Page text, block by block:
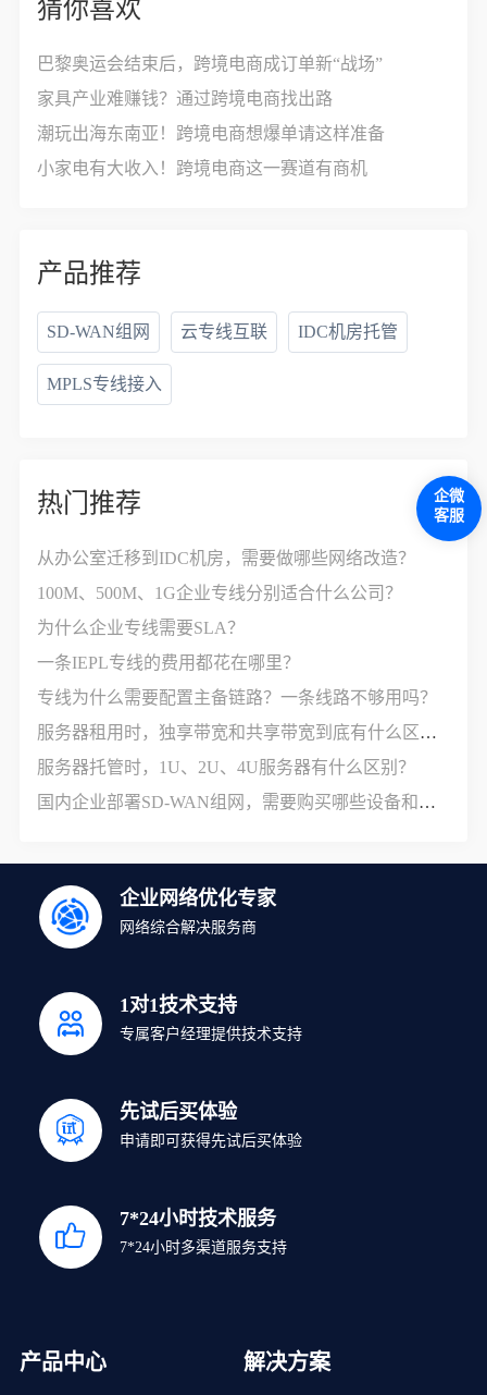
猜你喜欢
巴黎奥运会结束后，跨境电商成订单新“战场”
家具产业难赚钱？通过跨境电商找出路
潮玩出海东南亚！跨境电商想爆单请这样准备
小家电有大收入！跨境电商这一赛道有商机
产品推荐
SD-WAN组网 云专线互联 IDC机房托管
MPLS专线接入
热门推荐
从办公室迁移到IDC机房，需要做哪些网络改造？
100M、500M、1G企业专线分别适合什么公司？
为什么企业专线需要SLA？
一条IEPL专线的费用都花在哪里？
专线为什么需要配置主备链路？一条线路不够用吗？
服务器租用时，独享带宽和共享带宽到底有什么区别？
服务器托管时，1U、2U、4U服务器有什么区别？
国内企业部署SD-WAN组网，需要购买哪些设备和服务？
企业网络优化专家
网络综合解决服务商
1对1技术支持
专属客户经理提供技术支持
先试后买体验
申请即可获得先试后买体验
7*24小时技术服务
7*24小时多渠道服务支持
产品中心 解决方案
企微
客服